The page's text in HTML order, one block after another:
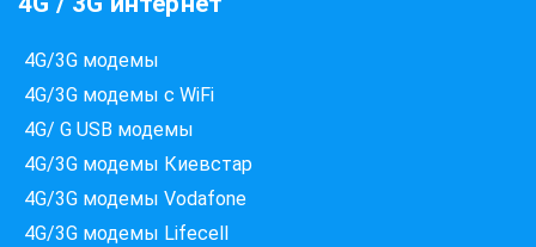
4G/3G модемы
4G/3G модемы с WiFi
4G/ G USB модемы
4G/3G модемы Киевстар
4G/3G модемы Vodafone
4G/3G модемы Lifecell